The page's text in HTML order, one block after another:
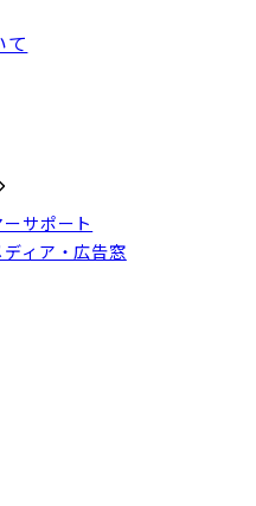
て
サポート
ィア・広告窓